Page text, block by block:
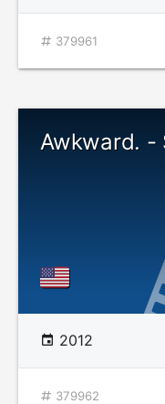
379961
Awkward. -
2012
379962